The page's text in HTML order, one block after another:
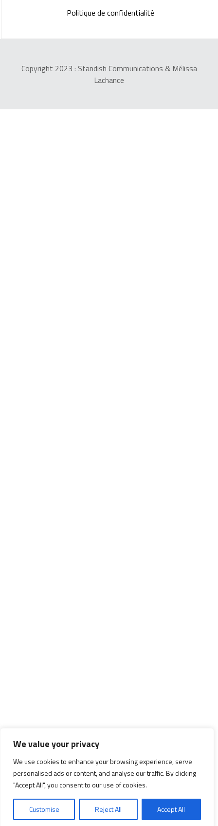
We value your privacy
We use cookies to enhance your browsing experience, serve
personalised ads or content, and analyse our traffic. By clicking
"Accept All", you consent to our use of cookies.
Customise Reject All Accept All
Politique de confidentialité
Copyright 2023 : Standish Communications & Mélissa
Lachance